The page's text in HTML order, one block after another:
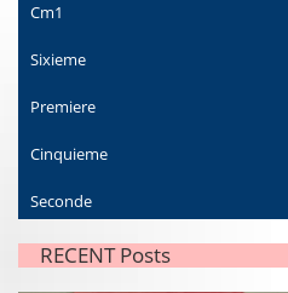
Cm1
Sixieme
Premiere
Cinquieme
Seconde
RECENT Posts